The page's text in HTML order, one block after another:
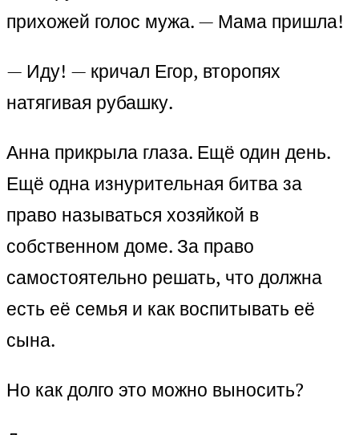
прихожей голос мужа. — Мама пришла!
— Иду! — кричал Егор, второпях
натягивая рубашку.
Анна прикрыла глаза. Ещё один день.
Ещё одна изнурительная битва за
право называться хозяйкой в
собственном доме. За право
самостоятельно решать, что должна
есть её семья и как воспитывать её
сына.
Но как долго это можно выносить?